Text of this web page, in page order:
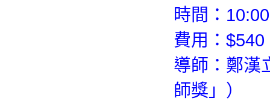
時間：
費用：
導師：鄭漢
師獎」）